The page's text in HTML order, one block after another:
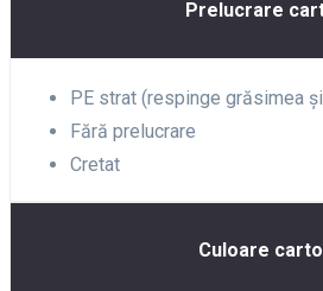
Prelucrare
PE strat (respinge grăsimea
Fără prelucrare
Cretat
Culoare